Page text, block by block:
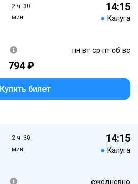
2 ч. 30
мин.
14:15
● Калуга
пн вт ср пт сб вс
794 ₽
Купить билет
2 ч. 30
мин.
14:15
● Калуга
ежедневно